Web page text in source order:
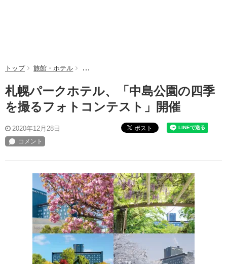
トップ 旅館・ホテル 札幌パークホテル、「中島公園の四季を撮るフ
札幌パークホテル、「中島公園の四季
を撮るフォトコンテスト」開催
2020年12月28日 ポスト